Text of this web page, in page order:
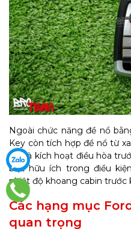
Ngoài chức năng đề nổ
Key còn tích hợp đề nổ từ
đỗ và kích hoạt điều hòa
biệt hữu ích trong điều
nhiệt độ khoang cabin trước
Các hạng mục
quan trọng